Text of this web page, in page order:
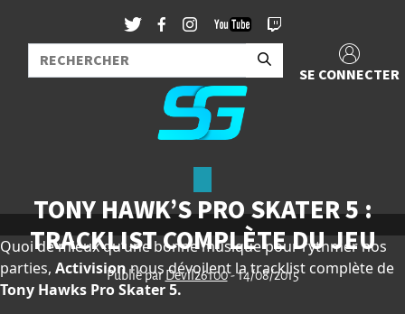
SE CONNECTER
TONY HAWK’S PRO SKATER 5 :
TRACKLIST COMPLÈTE DU JEU
Publié par Devil26100- 14/08/2015
Quoi de mieux qu’une bonne musique pour rythmer nos
parties, Activisionnous dévoilent la tracklist complète de
Tony Hawks Pro Skater 5.